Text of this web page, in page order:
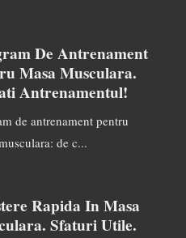
De Antrenament
Masa Musculara.
Antrenamentul!
de antrenament pentru
de c...
Rapida In Masa
Sfaturi Utile.